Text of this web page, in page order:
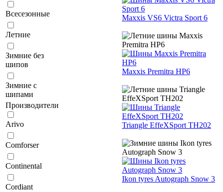
Всесезонные
Летние
Зимние без
шипов
Зимние с
шипами
Производители
Arivo
Comforser
Continental
Cordiant
Maxxis VS6 Victra Sport 6
Maxxis Premitra HP6
Triangle EffeXSport TH202
Ikon tyres Autograph Snow 3